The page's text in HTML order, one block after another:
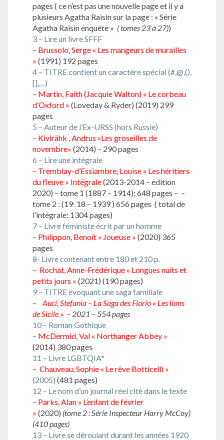
pages ( ce n’est pas une nouvelle page et il y a
plusieurs Agatha Raisin sur la page : « Série
Agatha Raisin enquête » ( tomes 23 à 27))
3 – Lire un livre SFFF
– Brussolo, Serge « Les mangeurs de murailles
» (1991) 192 pages
4 – TITRE contient un caractère spécial (#,@,(),
[],…)
– Martin, Faith (Jacquie Walton) « Le corbeau
d’Oxford » (Loveday & Ryder) (2019) 299
pages
5 – Auteur de l’Ex-URSS (hors Russie)
– Kivirähk , Andrus «Les groseilles de
novembre» (2014) – 290 pages
6 – Lire une intégrale
– Tremblay-d’Essiambre, Louise « Les héritiers
du fleuve » Intégrale(2013-2014 – édition
2020) – tome 1 (1887 – 1914): 648 pages – –
tome 2 : (19: 18 – 1939 ) 656 pages ( total de
l’intégrale: 1304 pages)
7 – Livre féministe écrit par un homme
– Philippon, Benoît « Joueuse » (2020) 365
pages
8- Livre contenant entre 180 et 210 p.
– Rochat, Anne-Frédérique « Longues nuits et
petits jours » (2021) (190 pages)
9 – TITRE évoquant une saga familiale
–
Auci, Stefania – La Saga des Florio « Les lions
de Sicile » – 2021 – 554 pages
10 – Roman Gothique
– McDermid, Val « Northanger Abbey »
(2014) 380 pages
11 – Livre LGBTQIA*
– Chauveau, Sophie « Le rêve Botticelli »
(2005) (481 pages)
12 – Le nom d’un journal réel cité dans le texte
– Parks, Alan « L’enfant de février
» (2020) (tome 2 : Série Inspecteur Harry McCoy)
(410 pages)
13 – Livre se déroulant durant les années 1920